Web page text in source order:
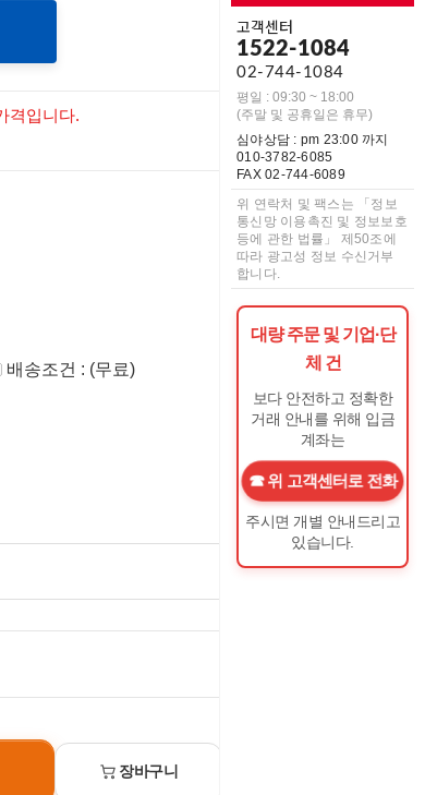
고객센터
1522-1084
02-744-1084
평일 : 09:30 ~ 18:00
(주말 및 공휴일은 휴무)
심야상담 : pm 23:00 까지
010-3782-6085
FAX 02-744-6089
위 연락처 및 팩스는 「정보
통신망 이용촉진 및 정보보호
등에 관한 법률」 제50조에
따라 광고성 정보 수신거부
합니다.
대량 주문 및 기업·단
체 건
보다 안전하고 정확한
거래 안내를 위해 입금
계좌는
위 고객센터로 전화
주시면 개별 안내드리고
있습니다.
격입니다.
배송조건 : (무료)
장바구니